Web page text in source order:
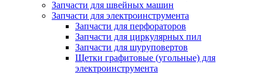
Запчасти для швейных машин
Запчасти для электроинструмента
Запчасти для перфораторов
Запчасти для циркулярных пил
Запчасти для шуруповертов
Щетки графитовые (угольные) для
электроинструмента